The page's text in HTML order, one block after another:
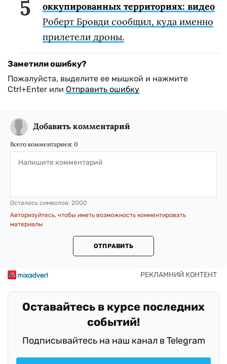
оккупированных территориях: видео
Роберт Бровди сообщил, куда именно
прилетели дроны.
Заметили ошибку?
Пожалуйста, выделите ее мышкой и нажмите
Ctrl+Enter или Отправить ошибку
Добавить комментарий
Всего комментариев: 0
Осталось символов: 2000
Авторизуйтесь, чтобы иметь возможность комментировать
материалы
ОТПРАВИТЬ
Оставайтесь в курсе последних
событий!
Подписывайтесь на наш канал в Telegram